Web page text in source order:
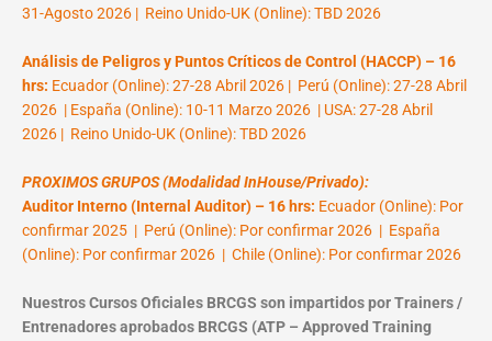
31-Agosto 2026 | Reino Unido-UK (Online): TBD 2026
Análisis de Peligros y Puntos Críticos de Control (HACCP) – 16
hrs: Ecuador (Online): 27-28 Abril 2026 | Perú (Online): 27-28 Abril
2026 | España (Online): 10-11 Marzo 2026 | USA: 27-28 Abril
2026 | Reino Unido-UK (Online): TBD 2026
PROXIMOS GRUPOS (Modalidad InHouse/Privado):
Auditor Interno (Internal Auditor) – 16 hrs: Ecuador (Online): Por
confirmar 2025 | Perú (Online): Por confirmar 2026 | España
(Online): Por confirmar 2026 | Chile (Online): Por confirmar 2026
Nuestros Cursos Oficiales BRCGS son impartidos por Trainers /
Entrenadores aprobados BRCGS (ATP – Approved Training